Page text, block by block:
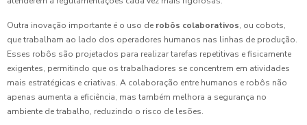
Outra inovação importante é o uso de robôs colaborativos, ou cobots,
que trabalham ao lado dos operadores humanos nas linhas de produção.
Esses robôs são projetados para realizar tarefas repetitivas e fisicamente
exigentes, permitindo que os trabalhadores se concentrem em atividades
mais estratégicas e criativas. A colaboração entre humanos e robôs não
apenas aumenta a eficiência, mas também melhora a segurança no
ambiente de trabalho, reduzindo o risco de lesões.